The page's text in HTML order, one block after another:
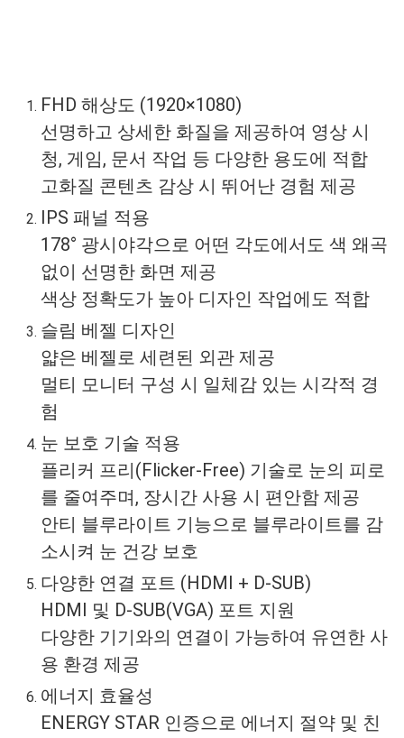
FHD 해상도 (1920×1080)
선명하고 상세한 화질을 제공하여 영상 시
청, 게임, 문서 작업 등 다양한 용도에 적합
고화질 콘텐츠 감상 시 뛰어난 경험 제공
IPS 패널 적용
178° 광시야각으로 어떤 각도에서도 색 왜곡
없이 선명한 화면 제공
색상 정확도가 높아 디자인 작업에도 적합
슬림 베젤 디자인
얇은 베젤로 세련된 외관 제공
멀티 모니터 구성 시 일체감 있는 시각적 경
험
눈 보호 기술 적용
플리커 프리(Flicker-Free) 기술로 눈의 피로
를 줄여주며, 장시간 사용 시 편안함 제공
안티 블루라이트 기능으로 블루라이트를 감
소시켜 눈 건강 보호
다양한 연결 포트 (HDMI + D-SUB)
HDMI 및 D-SUB(VGA) 포트 지원
다양한 기기와의 연결이 가능하여 유연한 사
용 환경 제공
에너지 효율성
ENERGY STAR 인증으로 에너지 절약 및 친